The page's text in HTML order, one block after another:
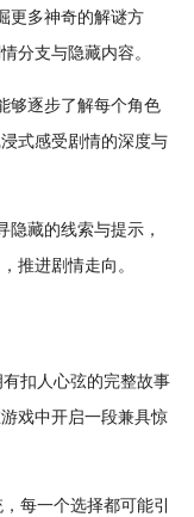
更多神奇的解谜方
分支与隐藏内容。
够逐步了解每个角色
式感受剧情的深度与
隐藏的线索与提示，
推进剧情走向。
扣人心弦的完整故事
戏中开启一段兼具惊
每一个选择都可能引